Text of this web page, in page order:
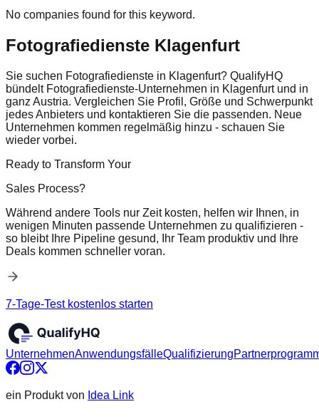
No companies found for this keyword.
Fotografiedienste Klagenfurt
Sie suchen Fotografiedienste in Klagenfurt? QualifyHQ
bündelt Fotografiedienste-Unternehmen in Klagenfurt und in
ganz Austria. Vergleichen Sie Profil, Größe und Schwerpunkt
jedes Anbieters und kontaktieren Sie die passenden. Neue
Unternehmen kommen regelmäßig hinzu - schauen Sie
wieder vorbei.
Ready to Transform Your
Sales Process?
Während andere Tools nur Zeit kosten, helfen wir Ihnen, in
wenigen Minuten passende Unternehmen zu qualifizieren -
so bleibt Ihre Pipeline gesund, Ihr Team produktiv und Ihre
Deals kommen schneller voran.
7-Tage-Test kostenlos starten
UnternehmenAnwendungsfälleQualifizierung
ein Produkt von Idea Link